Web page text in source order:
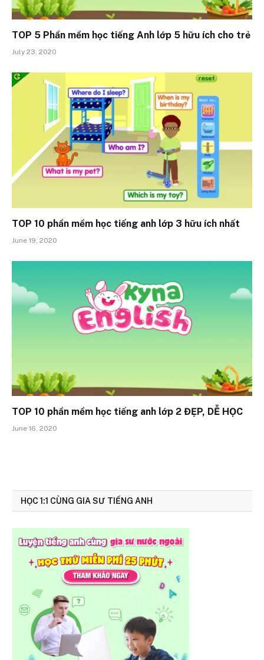
TOP 5 Phần mềm học tiếng Anh lớp 5 hữu ích cho trẻ
July 23, 2020
TOP 10 phần mềm học tiếng anh lớp 3 hữu ích nhất
June 19, 2020
TOP 10 phần mềm học tiếng anh lớp 2 ĐẸP, DỄ HỌC
June 16, 2020
HỌC 1:1 CÙNG GIA SƯ TIẾNG ANH